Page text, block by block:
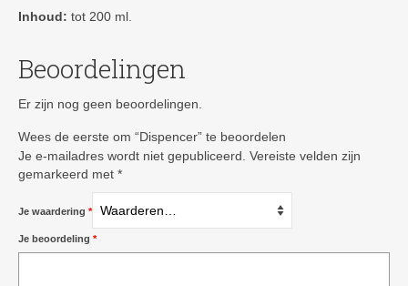
Inhoud: tot 200 ml.
Beoordelingen
Er zijn nog geen beoordelingen.
Wees de eerste om “Dispencer” te beoordelen
Je e-mailadres wordt niet gepubliceerd. Vereiste velden zijn
gemarkeerd met *
Je waardering *
Je beoordeling *